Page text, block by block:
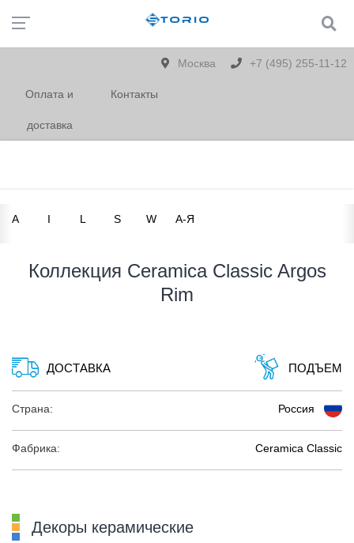
Москва +7 (495) 255-11-12
Оплата и
доставка
Контакты
A I L S W А-Я
Коллекция Ceramica Classic Argos
Rim
ДОСТАВКА ПОДЪЕМ
Страна: Россия
Фабрика: Ceramica Classic
Декоры керамические